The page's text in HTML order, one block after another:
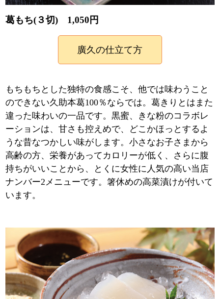
葛もち(３切) 1,050円
廣久の仕立て方
もちもちとした独特の食感こそ、他では味わうこと
のできない久助本葛100％ならでは。葛きりとはまた
違った味わいの一品です。黒蜜、きな粉のコラボレ
ーションは、甘さも控えめで、どこかほっとするよ
うな昔なつかしい味がします。小さなお子さまから
高齢の方、栄養があってカロリーが低く、さらに腹
持ちがいいことから、とくに女性に人気の高い当店
ナンバー2メニューです。箸休めの高菜漬けが付いて
います。